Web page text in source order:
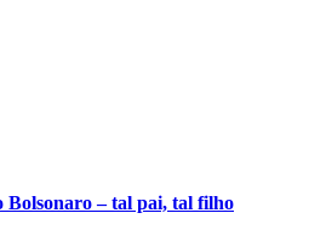
Bolsonaro – tal pai, tal filho